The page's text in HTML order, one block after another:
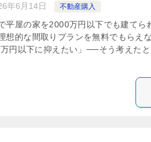
年6月14日 不動産購入
平屋の家を2000万円以下でも建てら
想的な間取りプランを無料でもらえ
円以下に抑えたい」──そう考えた